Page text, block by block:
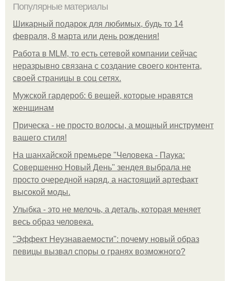
Популярные материалы
Шикарный подарок для любимых, будь то 14
февраля, 8 марта или день рождения!
Работа в MLM, то есть сетевой компании сейчас
неразрывно связана с создание своего контента,
своей страницы в соц сетях.
Мужской гардероб: 6 вещей, которые нравятся
женщинам
Прическа - не просто волосы, а мощный инструмент
вашего стиля!
На шанхайской премьере "Человека - Паука:
Совершенно Новый День" зендея выбрала не
просто очередной наряд, а настоящий артефакт
высокой моды.
Улыбка - это не мелочь, а деталь, которая меняет
весь образ человека.
"Эффект Неузнаваемости": почему новый образ
певицы вызвал споры о гранях возможного?